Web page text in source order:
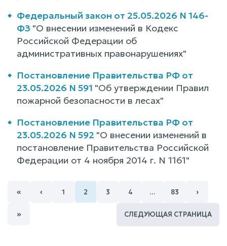
Федеральный закон от 25.05.2026 N 146-
ФЗ "О внесении изменений в Кодекс
Российской Федерации об
административных правонарушениях"
Постановление Правительства РФ от
23.05.2026 N 591 "Об утверждении Правил
пожарной безопасности в лесах"
Постановление Правительства РФ от
23.05.2026 N 592 "О внесении изменений в
постановление Правительства Российской
Федерации от 4 ноября 2014 г. N 1161"
« ‹ 1 2 3 4 … 83 ›
» СЛЕДУЮЩАЯ СТРАНИЦА